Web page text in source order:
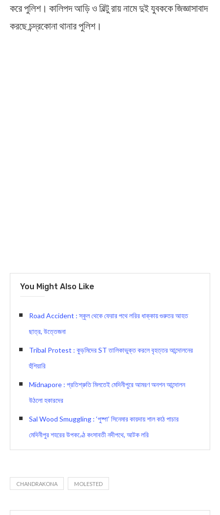
করে পুলিশ। কালিপদ আড়ি ও বিল্টু রায় নামে দুই যুবককে জিজ্ঞাসাবাদ
করছে চন্দ্রকোনা থানার পুলিশ।
You Might Also Like
Road Accident : স্কুল থেকে ফেরার পথে লরির ধাক্কায় গুরুতর আহত
ছাত্র, উত্তেজনা
Tribal Protest : কুড়মিদের ST তালিকাভুক্ত করলে বৃহত্তর আন্দোলনের
হুঁশিয়ারি
Midnapore : প্রতিশ্রুতি মিলতেই মেদিনীপুরে আমরণ অনশন আন্দোলন
উঠলো হকারদের
Sal Wood Smuggling : ‘পুষ্পা’ সিনেমার কায়দায় শাল কাঠ পাচার
মেদিনীপুর শহরের উপকণ্ঠে কংসাবতী নদীপথে, আটক লরি
CHANDRAKONA MOLESTED